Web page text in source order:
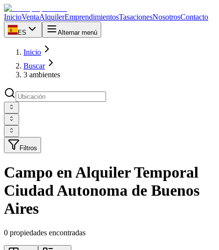
InicioVentaAlquilerEmprendimientosTasacionesNosotrosContacto
ES Alternar menú
Inicio
Buscar
3 ambientes
Filtros
Campo en Alquiler Temporal
Ciudad Autonoma de Buenos
Aires
0 propiedades encontradas